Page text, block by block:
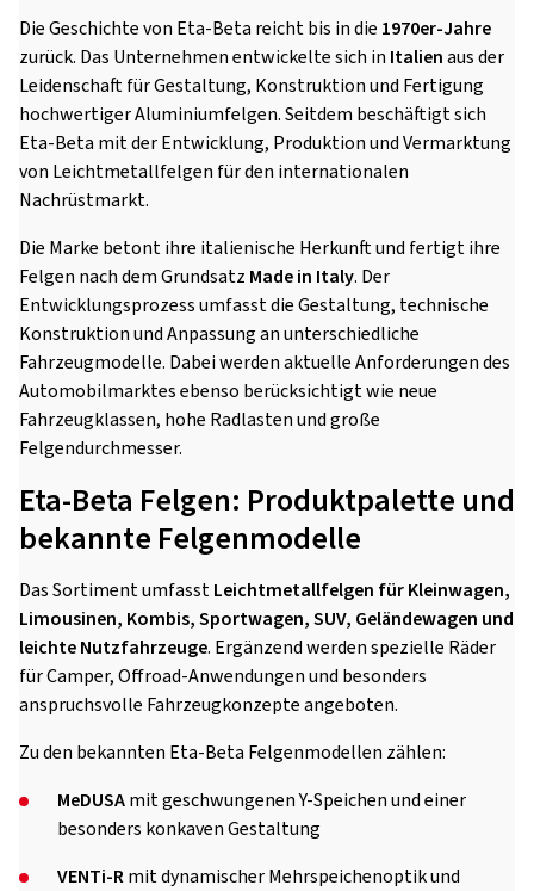
Die Geschichte von Eta-Beta reicht bis in die 1970er-Jahre
zurück. Das Unternehmen entwickelte sich in Italienaus der
Leidenschaft für Gestaltung, Konstruktion und Fertigung
hochwertiger Aluminiumfelgen. Seitdem beschäftigt sich
Eta-Beta mit der Entwicklung, Produktion und Vermarktung
von Leichtmetallfelgen für den internationalen
Nachrüstmarkt.
Die Marke betont ihre italienische Herkunft und fertigt ihre
Felgen nach dem Grundsatz Made in Italy. Der
Entwicklungsprozess umfasst die Gestaltung, technische
Konstruktion und Anpassung an unterschiedliche
Fahrzeugmodelle. Dabei werden aktuelle Anforderungen des
Automobilmarktes ebenso berücksichtigt wie neue
Fahrzeugklassen, hohe Radlasten und große
Felgendurchmesser.
Eta-Beta Felgen: Produktpalette und
bekannte Felgenmodelle
Das Sortiment umfasstLeichtmetallfelgen für Kleinwagen,
Limousinen, Kombis, Sportwagen, SUV, Geländewagen und
leichte Nutzfahrzeuge. Ergänzend werden spezielle Räder
für Camper, Offroad-Anwendungen und besonders
anspruchsvolle Fahrzeugkonzepte angeboten.
Zu den bekannten Eta-Beta Felgenmodellen zählen:
MeDUSAmit geschwungenen Y-Speichen und einer
besonders konkaven Gestaltung
VENTi-Rmit dynamischer Mehrspeichenoptik und